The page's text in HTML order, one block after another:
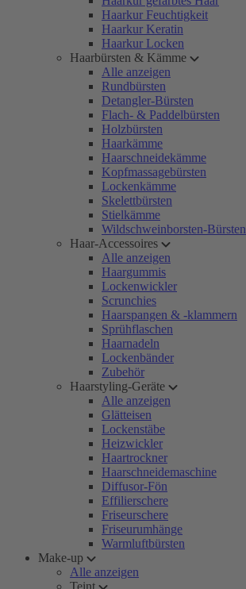
Haarkur Feuchtigkeit
Haarkur Keratin
Haarkur Locken
Haarbürsten & Kämme
Alle anzeigen
Rundbürsten
Detangler-Bürsten
Flach- & Paddelbürsten
Holzbürsten
Haarkämme
Haarschneidekämme
Kopfmassagebürsten
Lockenkämme
Skelettbürsten
Stielkämme
Wildschweinborsten-Bürsten
Haar-Accessoires
Alle anzeigen
Haargummis
Lockenwickler
Scrunchies
Haarspangen & -klammern
Sprühflaschen
Haarnadeln
Lockenbänder
Zubehör
Haarstyling-Geräte
Alle anzeigen
Glätteisen
Lockenstäbe
Heizwickler
Haartrockner
Haarschneidemaschine
Diffusor-Fön
Effilierschere
Friseurschere
Friseurumhänge
Warmluftbürsten
Make-up
Alle anzeigen
Teint